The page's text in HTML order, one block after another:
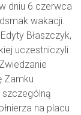
dniu 6 czerwca
wakacji.
Błaszczyk,
uczestniczyli
Zamku
na placu